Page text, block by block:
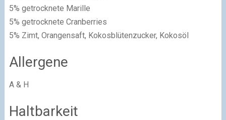
5% getrocknete Marille
5% getrocknete Cranberries
5% Zimt, Orangensaft, Kokosblütenzucker, Kokosöl
Allergene
A & H
Haltbarkeit